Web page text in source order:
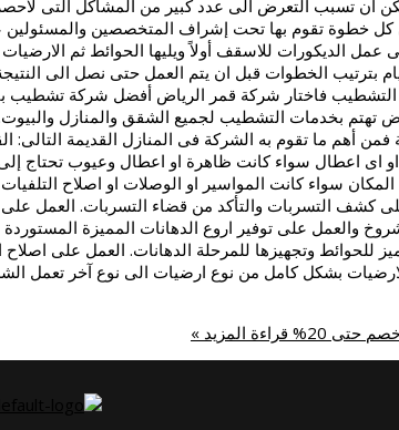
ان تسبب التعرض الى عدد كبير من المشاكل التى
خطوة تقوم بها تحت إشراف المتخصصين والمسئولين
عمل الديكورات للاسقف أولاً ويليها الحوائط ثم
بترتيب الخطوات قبل ان يتم العمل حتى نصل الى
التشطيب فاختار شركة قمر الرياض أفضل شركة
تهتم بخدمات التشطيب لجميع الشقق والمنازل
فمن أهم ما تقوم به الشركة فى المنازل القديمة التالى:
او اى اعطال سواء كانت ظاهرة او اعطال وعيوب تحتاج
المكان سواء كانت المواسير او الوصلات او اصلاح
كشف التسربات والتأكد من قضاء التسربات. العمل على
والعمل على توفير اروع الدهانات المميزة
للحوائط وتجهيزها للمرحلة الدهانات. العمل على
الارضيات بشكل كامل من نوع ارضيات الى نوع آخر تعمل
قراءة المزيد »